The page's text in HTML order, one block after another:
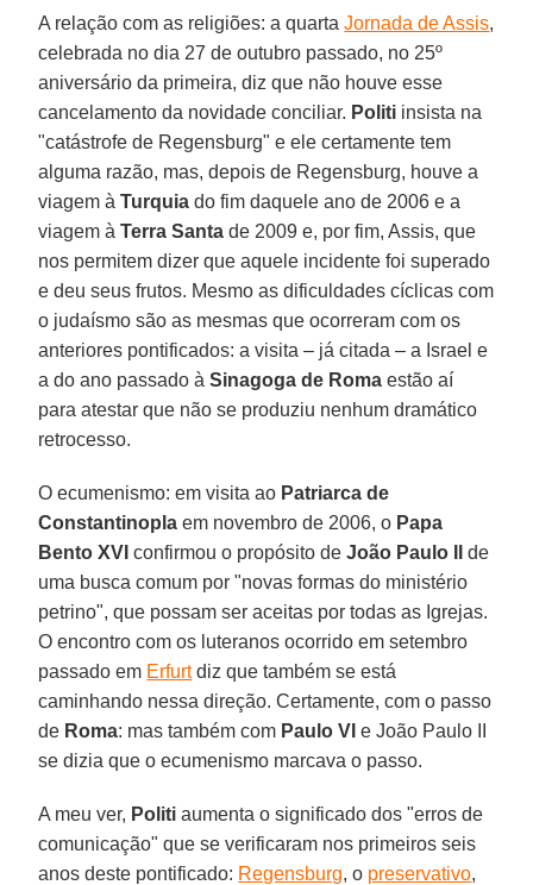
A relação com as religiões: a quartaJornada de Assis,
celebrada no dia 27 de outubro passado, no 25º
aniversário da primeira, diz que não houve esse
cancelamento da novidade conciliar. Politi insista na
"catástrofe de Regensburg" e ele certamente tem
alguma razão, mas, depois de Regensburg, houve a
viagem àTurquia do fim daquele ano de 2006 e a
viagem àTerra Santa de 2009 e, por fim, Assis, que
nos permitem dizer que aquele incidente foi superado
e deu seus frutos. Mesmo as dificuldades cíclicas com
o judaísmo são as mesmas que ocorreram com os
anteriores pontificados: a visita – já citada – a Israel e
a do ano passado àSinagoga de Roma estão aí
para atestar que não se produziu nenhum dramático
retrocesso.
O ecumenismo: em visita ao Patriarca de
Constantinopla em novembro de 2006, o Papa
Bento XVI confirmou o propósito deJoão Paulo II
de
uma busca comum por "novas formas do ministério
petrino", que possam ser aceitas por todas as Igrejas.
O encontro com os luteranos ocorrido em setembro
passado em Erfurtdiz que também se está
caminhando nessa direção. Certamente, com o passo
de Roma: mas também com Paulo VI e João Paulo II
se dizia que o ecumenismo marcava o passo.
A meu ver, Politi aumenta o significado dos "erros de
comunicação" que se verificaram nos primeiros seis
anos deste pontificado: Regensburg, o preservativo,